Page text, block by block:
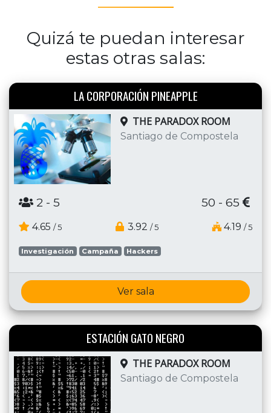
Quizá te puedan interesar
estas otras salas:
LA CORPORACIÓN PINEAPPLE
THE PARADOX ROOM
Santiago de Compostela
2 - 5 50 - 65
4.65 / 5 3.92 / 5 4.19 / 5
Investigación Campaña Hackers
Ver sala
ESTACIÓN GATO NEGRO
THE PARADOX ROOM
Santiago de Compostela